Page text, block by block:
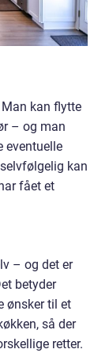
Man kan flytte
– og man
eventuelle
kan
fået et
– og det er
betyder
ønsker til et
så der
retter.